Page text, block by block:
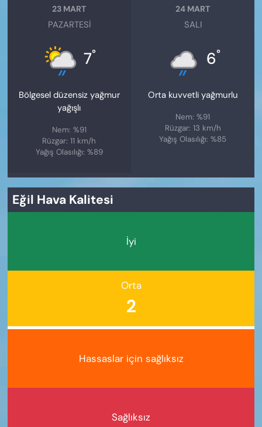
23 MART
PAZARTESI
7°
Bölgesel düzensiz yağmur
yağışlı
Nem: %91
Rüzgar: 11 km/h
Yağış Olasılığı: %89
24 MART
SALI
6°
Orta kuvvetli yağmurlu
Nem: %91
Rüzgar: 13 km/h
Yağış Olasılığı: %85
Eğil Hava Kalitesi
İyi
Orta
2
Hassaslar için sağlıksız
Sağlıksız